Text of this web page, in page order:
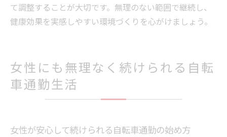
て調整することが大切です。無理のない範囲で継続し、
健康効果を実感しやすい環境づくりを心がけましょう。
女性にも無理なく続けられる自転
車通勤生活
女性が安心して続けられる自転車通勤の始め方